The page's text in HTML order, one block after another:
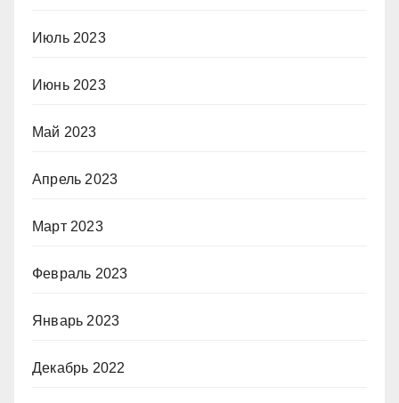
Июль 2023
Июнь 2023
Май 2023
Апрель 2023
Март 2023
Февраль 2023
Январь 2023
Декабрь 2022